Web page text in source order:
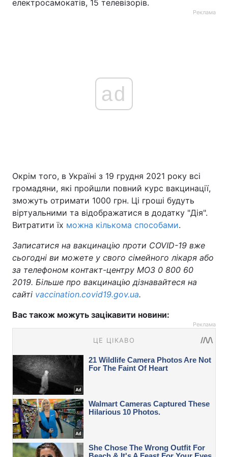
електросамокатів, 15 телевізорів.
Реклама
ad
Окрім того, в Україні з 19 грудня 2021 року всі
громадяни, які пройшли повний курс вакцинації,
зможуть отримати 1000 грн. Ці гроші будуть
віртуальними та відображатися в додатку "Дія".
Витратити їх можна кількома способами.
Записатися на вакцинацію проти COVID-19 вже
сьогодні ви можете у свого сімейного лікаря або
за телефоном контакт-центру МОЗ 0 800 60
2019. Більше про вакцинацію дізнавайтеся на
сайті vaccination.covid19.gov.ua.
Вас також можуть зацікавити новини:
Реклама